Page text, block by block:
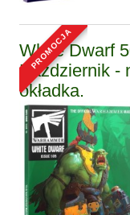
White Dwarf
Październik -
okładka.
promocja